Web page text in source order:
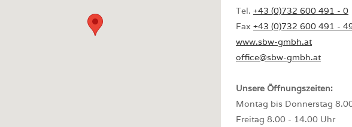
Tel. +43 (0)732 600 491 - 0
Fax +43 (0)732 600 491 -
www.sbw-gmbh.at
office@sbw-gmbh.at
Unsere Öffnungszeiten:
Montag bis Donnerstag
Freitag 8.00 - 14.00 Uhr